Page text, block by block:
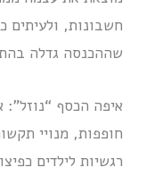
חשבונות, ולעיתים
שההכנסה גדלה
איפה הכסף “נוזל”:
חופפות, מנויי
רגשיות לילדים